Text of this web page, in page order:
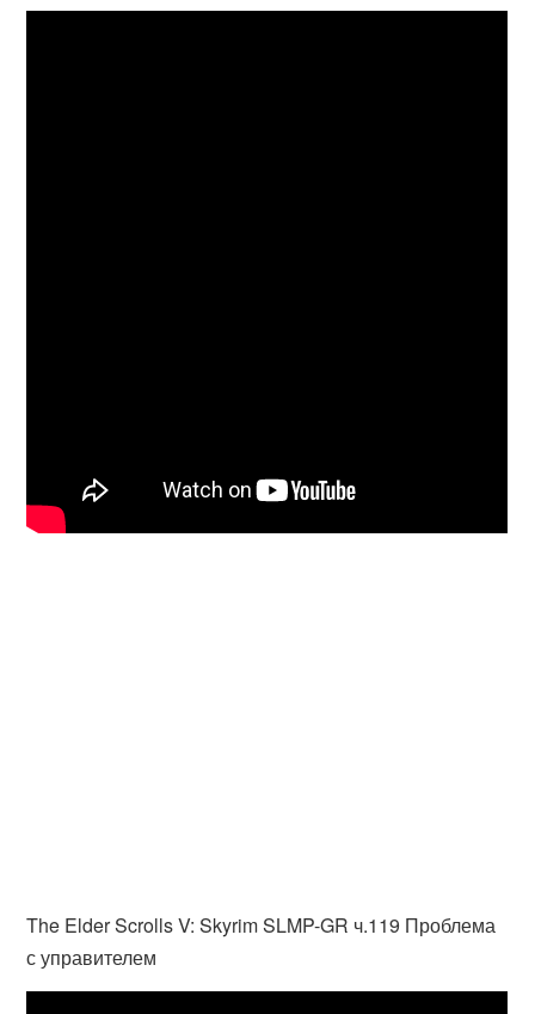
The Elder Scrolls V: Skyrim SLMP-GR ч.119 Проблема
с управителем